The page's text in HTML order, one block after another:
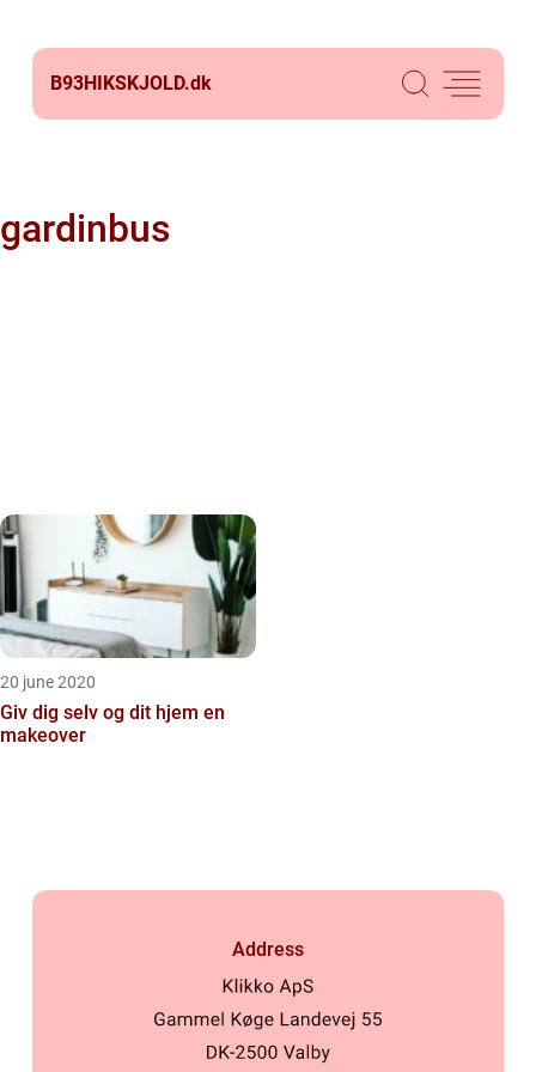
B93HIKSKJOLD.dk
gardinbus
20 june 2020
Giv dig selv og dit hjem en
makeover
Address